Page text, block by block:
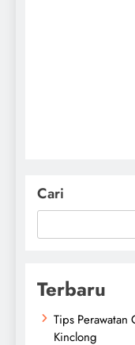
Cari
Terbaru
Tips Perawatan
Kinclong